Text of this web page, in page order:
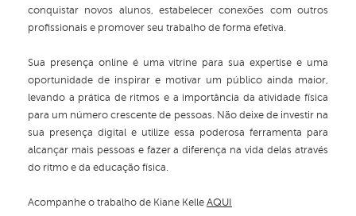
conquistar novos alunos, estabelecer conexões com outros
profissionais e promover seu trabalho de forma efetiva.
Sua presença online é uma vitrine para sua expertise e uma
oportunidade de inspirar e motivar um público ainda maior,
levando a prática de ritmos e a importância da atividade física
para um número crescente de pessoas. Não deixe de investir na
sua presença digital e utilize essa poderosa ferramenta para
alcançar mais pessoas e fazer a diferença na vida delas através
do ritmo e da educação física.
Acompanhe o trabalho de Kiane Kelle AQUI